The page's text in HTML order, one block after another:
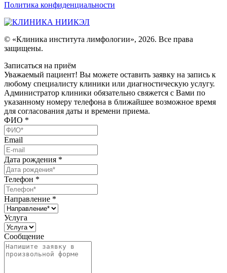
Политика конфиденциальности
© «Клиника института лимфологии», 2026. Все права
защищены.
Записаться на приём
Уважаемый пациент! Вы можете оставить заявку на запись к
любому специалисту клиники или диагностическую услугу.
Администратор клиники обязательно свяжется с Вами по
указанному номеру телефона в ближайшее возможное время
для согласования даты и времени приема.
ФИО *
Email
Дата рождения *
Телефон *
Направление *
Услуга
Сообщение